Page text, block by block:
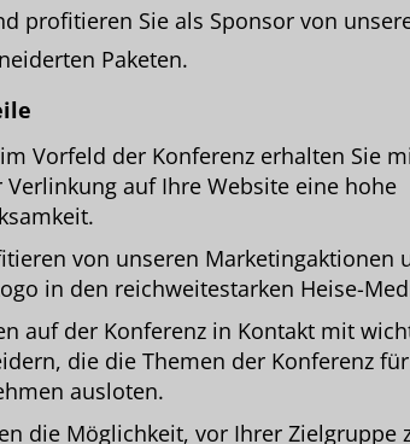
profitieren Sie als Sponsor von
Paketen.
Vorfeld der Konferenz erhalten Sie
Verlinkung auf Ihre Website eine hohe
von unseren Marketingaktionen
in den reichweitestarken Heise-
auf der Konferenz in Kontakt mit
die die Themen der Konferenz
ausloten.
die Möglichkeit, vor Ihrer Zielgruppe